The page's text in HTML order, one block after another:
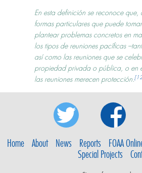
En esta definición se reconoce
formas particulares que puede
plantear problemas concretos en
los tipos de reuniones pacíficas
así como las reuniones que se
propiedad privada o pública, o en
las reuniones merecen protección.
Home About News Reports FOAA
Special Projects